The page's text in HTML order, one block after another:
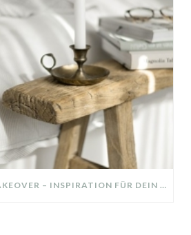
SCHLAFZIMMER MAKEOVER – INSPIRATION FÜR DEIN SCHLAFZIMMER: AUS ALT MACH NEU – HELL, GEMÜTLICH UND EINLADEND